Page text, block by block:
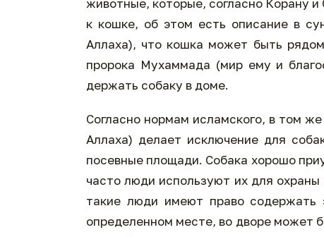
животные, которые, согласно Корану
к кошке, об этом есть описание в
Аллаха), что кошка может быть
пророка Мухаммада (мир ему и
держать собаку в доме.
Согласно нормам исламского, в том
Аллаха) делает исключение для
посевные площади. Собака хорошо
часто люди используют их для
такие люди имеют право содержать
определенном месте, во дворе может